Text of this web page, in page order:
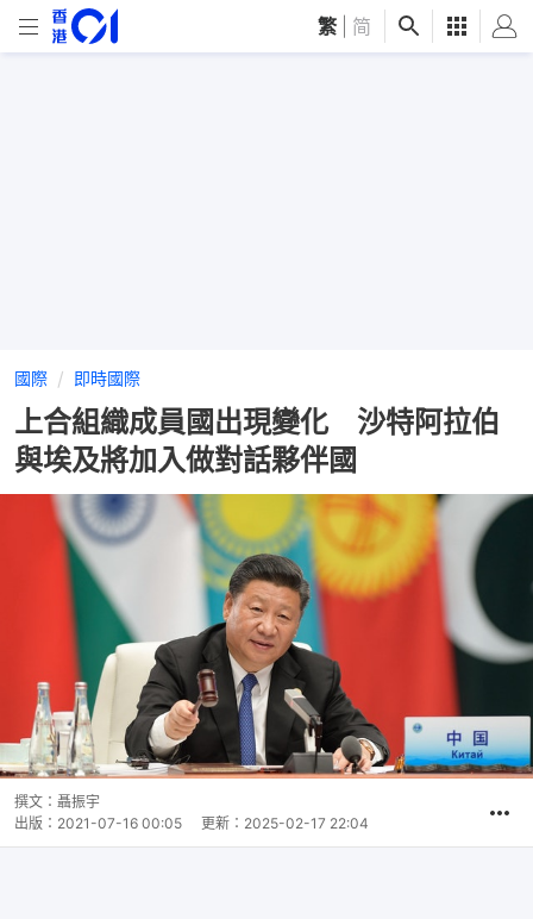
繁 简
國際 即時國際
上合組織成員國出現變化 沙特阿拉伯
與埃及將加入做對話夥伴國
撰文： 聶振宇
出版： 2021-07-16 00:05 更新： 2025-02-17 22:04